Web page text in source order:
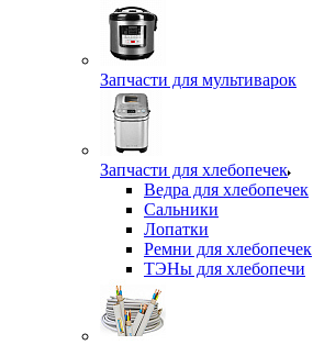
Запчасти для мультиварок
Запчасти для хлебопечек
Ведра для хлебопечек
Сальники
Лопатки
Ремни для хлебопечек
ТЭНы для хлебопечи